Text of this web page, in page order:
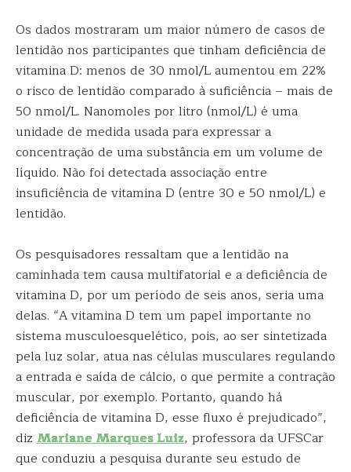
Os dados mostraram um maior número de casos de
lentidão nos participantes que tinham deficiência de
vitamina D: menos de 30 nmol/L aumentou em 22%
o risco de lentidão comparado à suficiência – mais de
50 nmol/L. Nanomoles por litro (nmol/L) é uma
unidade de medida usada para expressar a
concentração de uma substância em um volume de
líquido. Não foi detectada associação entre
insuficiência de vitamina D (entre 30 e 50 nmol/L) e
lentidão.
Os pesquisadores ressaltam que a lentidão na
caminhada tem causa multifatorial e a deficiência de
vitamina D, por um período de seis anos, seria uma
delas. “A vitamina D tem um papel importante no
sistema musculoesquelético, pois, ao ser sintetizada
pela luz solar, atua nas células musculares regulando
a entrada e saída de cálcio, o que permite a contração
muscular, por exemplo. Portanto, quando há
deficiência de vitamina D, esse fluxo é prejudicado”,
diz Mariane Marques Luiz, professora da UFSCar
que conduziu a pesquisa durante seu estudo de